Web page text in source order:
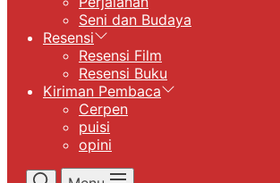
Seni dan Budaya
Resensi
Resensi Film
Resensi Buku
Kiriman Pembaca
Cerpen
puisi
opini